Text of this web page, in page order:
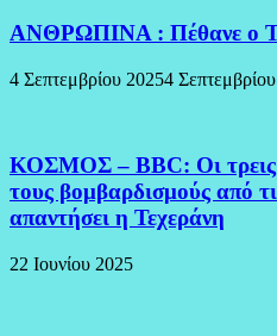
ΑΝΘΡΩΠΙΝΑ : Πέθανε ο
4 Σεπτεμβρίου 20254
ΚΟΣΜΟΣ – BBC: Οι τρεις
τους βομβαρδισμούς από
απαντήσει η Τεχεράνη
22 Ιουνίου 2025